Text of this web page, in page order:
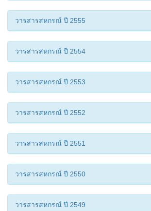
วารสารสหกรณ์ ปี 2555
วารสารสหกรณ์ ปี 2554
วารสารสหกรณ์ ปี 2553
วารสารสหกรณ์ ปี 2552
วารสารสหกรณ์ ปี 2551
วารสารสหกรณ์ ปี 2550
วารสารสหกรณ์ ปี 2549